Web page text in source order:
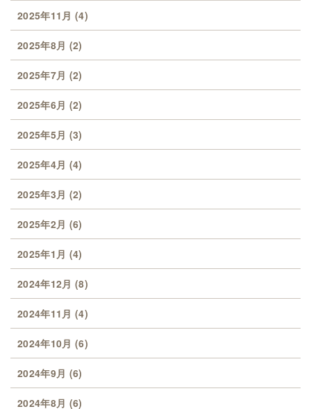
2025年11月 (4)
2025年8月 (2)
2025年7月 (2)
2025年6月 (2)
2025年5月 (3)
2025年4月 (4)
2025年3月 (2)
2025年2月 (6)
2025年1月 (4)
2024年12月 (8)
2024年11月 (4)
2024年10月 (6)
2024年9月 (6)
2024年8月 (6)